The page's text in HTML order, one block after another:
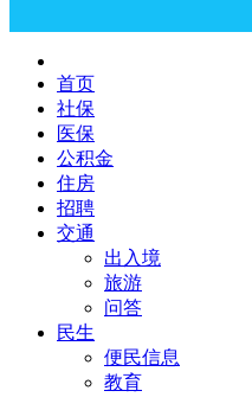
首页
社保
医保
公积金
住房
招聘
交通
出入境
旅游
问答
民生
便民信息
教育